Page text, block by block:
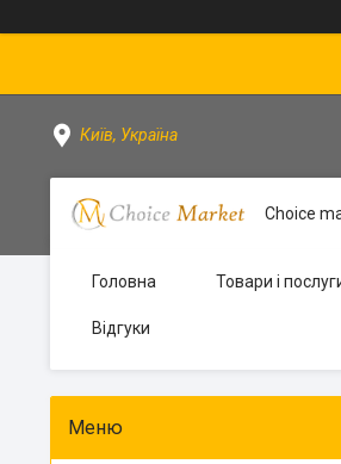
Київ, Україна
Choice
Головна Товари і
Відгуки